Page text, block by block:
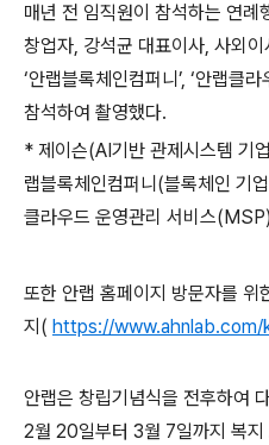
매년 전 임직원이 참석하는 연례
창업자, 강석균 대표이사, 사외이
‘안랩블록체인컴퍼니’, ‘안랩클라
참석하여 촬영했다.
* 제이슨(AI 기반 관제시스템 기업
랩블록체인컴퍼니 (블록체인 기업
클라우드 운영관리 서비스(MSP)
또한 안랩 홈페이지 방문자를 위
지 ( https://
안랩은 창립기념식을 전후하여
2월 20일부터 3월 7일까지 복